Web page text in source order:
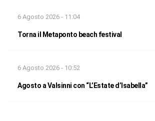
6 Agosto 2026 - 11:04
Torna il Metaponto beach festival
6 Agosto 2026 - 10:52
Agosto a Valsinni con “L’Estate d’Isabella”